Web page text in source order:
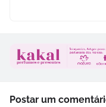
Postar um